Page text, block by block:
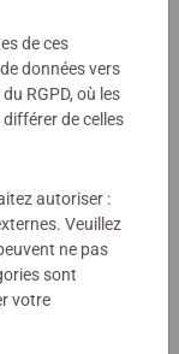
été
de ces
données vers
RGPD, où les
de celles
autoriser :
Veuillez
ne pas
sont
votre